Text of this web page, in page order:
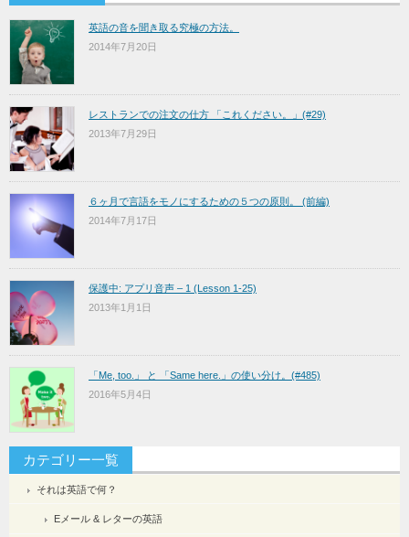
英語の音を聞き取る究極の方法。
2014年7月20日
レストランでの注文の仕方 「これください。」(#29)
2013年7月29日
６ヶ月で言語をモノにするための５つの原則。 (前編)
2014年7月17日
保護中: アプリ音声 – 1 (Lesson 1-25)
2013年1月1日
「Me, too.」 と 「Same here.」の使い分け。(#485)
2016年5月4日
カテゴリー一覧
それは英語で何？
Eメール & レターの英語